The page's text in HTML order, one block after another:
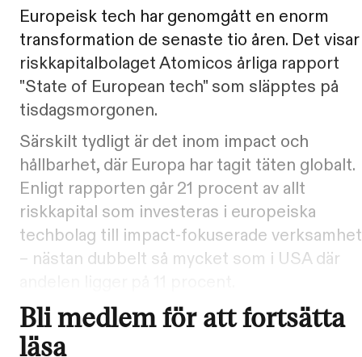
Europeisk tech har genomgått en enorm
transformation de senaste tio åren. Det visar
riskkapitalbolaget Atomicos årliga rapport
"State of European tech" som släpptes på
tisdagsmorgonen.
Särskilt tydligt är det inom impact och
hållbarhet, där Europa har tagit täten globalt.
Enligt rapporten går 21 procent av allt
riskkapital som investeras i europeiska
techbolag till impact-fokuserade
– nästan dubbelt så mycket som i USA där
Bli medlem för att fortsätta
läsa